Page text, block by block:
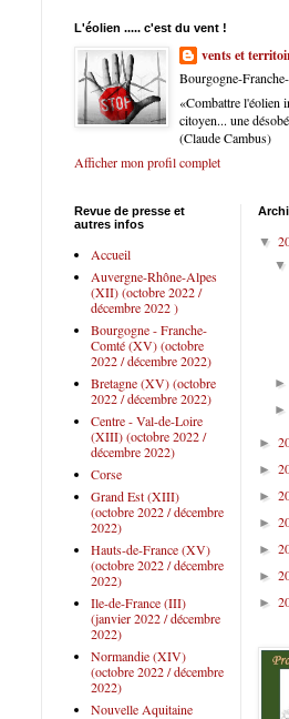
L'éolien ..... c'est du vent !
vents et
Bourgogne-
«Combattre l'éolien
citoyen... une
(Claude Cambus)
Afficher mon profil complet
Revue de presse et
autres infos
Accueil
Auvergne-Rhône-Alpes
(XII) (octobre 2022 /
décembre 2022 )
Bourgogne - Franche-
Comté (XV) (octobre
2022 / décembre 2022)
Bretagne (XV) (octobre
2022 / décembre 2022)
Centre - Val-de-Loire
(XIII) (octobre 2022 /
décembre 2022)
Corse
Grand Est (XIII)
(octobre 2022 / décembre
2022)
Hauts-de-France (XV)
(octobre 2022 / décembre
2022)
Ile-de-France (III)
(janvier 2022 / décembre
2022)
Normandie (XIV)
(octobre 2022 / décembre
2022)
Nouvelle Aquitaine
▼
►
►
►
►
►
►
►